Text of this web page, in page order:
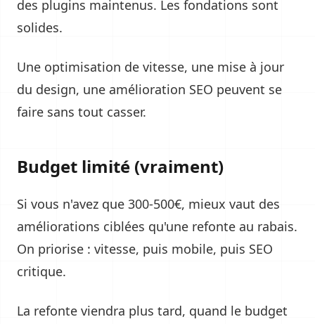
des plugins maintenus. Les fondations sont
solides.
Une optimisation de vitesse, une mise à jour
du design, une amélioration SEO peuvent se
faire sans tout casser.
Budget limité (vraiment)
Si vous n'avez que 300-500€, mieux vaut des
améliorations ciblées qu'une refonte au rabais.
On priorise : vitesse, puis mobile, puis SEO
critique.
La refonte viendra plus tard, quand le budget